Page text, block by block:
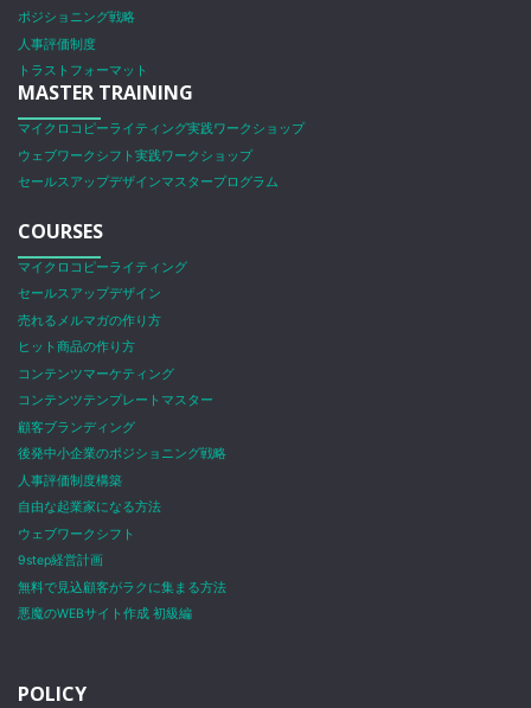
ポジショニング戦略
人事評価制度
トラストフォーマット
MASTER TRAINING
マイクロコピーライティング実践ワークショップ
ウェブワークシフト実践ワークショップ
セールスアップデザインマスタープログラム
COURSES
マイクロコピーライティング
セールスアップデザイン
売れるメルマガの作り方
ヒット商品の作り方
コンテンツマーケティング
コンテンツテンプレートマスター
顧客ブランディング
後発中小企業のポジショニング戦略
人事評価制度構築
自由な起業家になる方法
ウェブワークシフト
9step経営計画
無料で見込顧客がラクに集まる方法
悪魔のWEBサイト作成 初級編
POLICY